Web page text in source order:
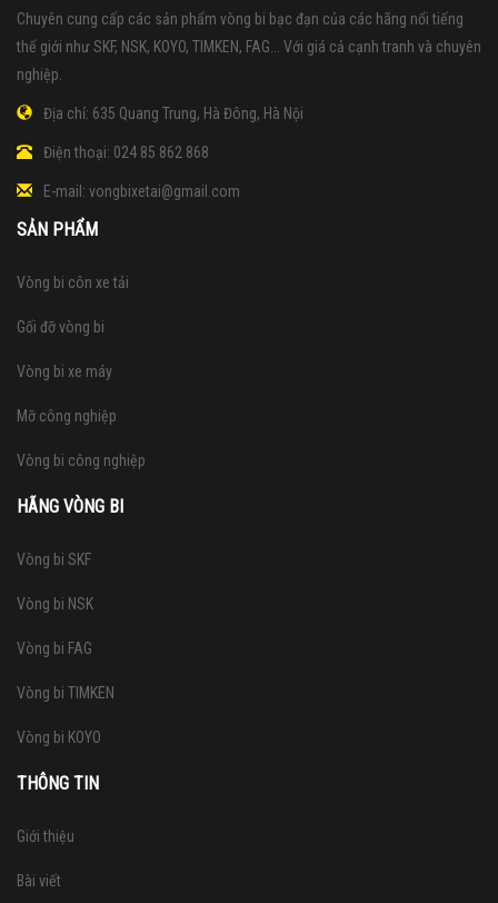
Chuyên cung cấp các sản phẩm vòng bi bạc đạn của các hãng nổi tiếng
thế giới như SKF, NSK, KOYO, TIMKEN, FAG... Với giá cả cạnh tranh và chuyên
nghiệp.
Địa chỉ: 635 Quang Trung, Hà Đông, Hà Nội
Điện thoại: 024 85 862 868
E-mail: vongbixetai@gmail.com
SẢN PHẨM
Vòng bi côn xe tải
Gối đỡ vòng bi
Vòng bi xe máy
Mỡ công nghiệp
Vòng bi công nghiệp
HÃNG VÒNG BI
Vòng bi SKF
Vòng bi NSK
Vòng bi FAG
Vòng bi TIMKEN
Vòng bi KOYO
THÔNG TIN
Giới thiệu
Bài viết